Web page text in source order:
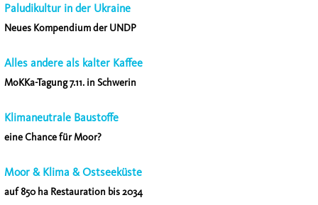
Paludikultur in der Ukraine
Neues Kompendium der UNDP
Alles andere als kalter Kaffee
MoKKa-Tagung 7.11. in Schwerin
Klimaneutrale Baustoffe
eine Chance für Moor?
Moor & Klima & Ostseeküste
auf 850 ha Restauration bis 2034